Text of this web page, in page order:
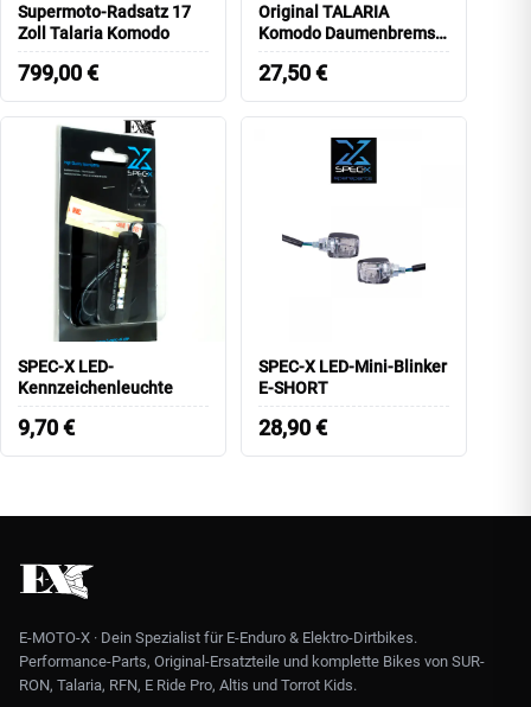
Supermoto-Radsatz 17
Zoll Talaria Komodo
799,00€
Original TALARIA
Komodo Daumenbremse
Rekuperation
27,50€
SPEC-X LED-
Kennzeichenleuchte
9,70€
SPEC-X LED-Mini-Blinker
E-SHORT
28,90€
E-MOTO-X · Dein Spezialist für E-Enduro & Elektro-Dirtbikes.
Performance-Parts, Original-Ersatzteile und komplette Bikes von SUR-
RON, Talaria, RFN, E Ride Pro, Altis und Torrot Kids.